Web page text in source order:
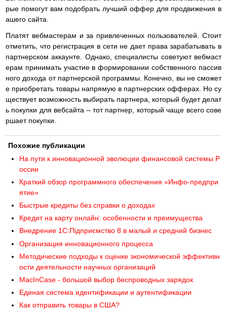
рые помогут вам подобрать лучший оффер для продвижения в
ашего сайта.
Платят вебмастерам и за привлеченных пользователей. Стоит
отметить, что регистрация в сети не дает права зарабатывать в
партнерском аккаунте. Однако, специалисты советуют вебмаст
ерам принимать участие в формировании собственного пассив
ного дохода от партнерской программы. Конечно, вы не сможет
е приобретать товары напрямую в партнерских офферах. Но су
ществует возможность выбирать партнера, который будет делат
ь покупки для вебсайта – тот партнер, который чаще всего сове
ршает покупки.
Похожие публикации
На пути к инновационной эволюции финансовой системы Р
оссии
Краткий обзор программного обеспечения «Инфо-предпри
ятие»
Быстрые кредиты без справки о доходах
Кредит на карту онлайн: особенности и преимущества
Внедрение 1C:Підприємство 8 в малый и средний бизнес
Организация инновационного процесса
Методические подходы к оценке экономической эффективн
ости деятельности научных организаций
MacInCase - большой выбор беспроводных зарядок
Единая система идентификации и аутентификации
Как отправить товары в США?